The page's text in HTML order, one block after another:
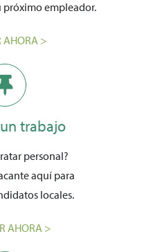
próximo empleador.
AHORA >
trabajo
personal?
aquí para
locales.
AHORA >